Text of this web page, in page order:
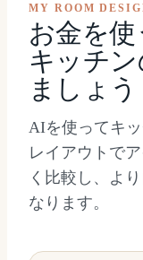
MY ROOM
お金を
キッチ
ましょう
AIを使ってキ
レイアウトで
く比較し、よ
なります。